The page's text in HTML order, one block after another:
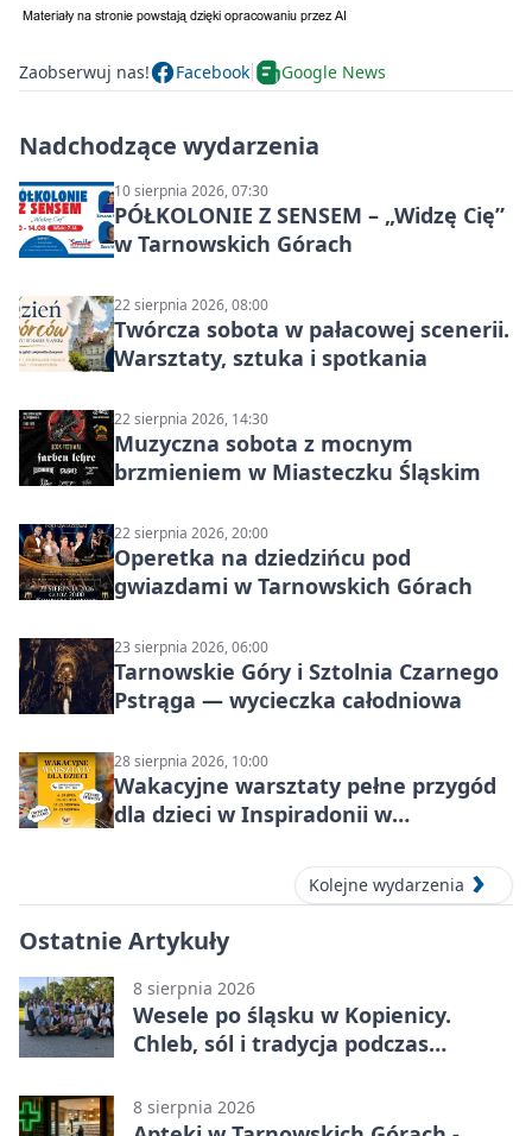
Zaobserwuj nas! Facebook Google News
Nadchodzące wydarzenia
10 sierpnia 2026, 07:30
PÓŁKOLONIE Z SENSEM – „Widzę Cię”
w Tarnowskich Górach
22 sierpnia 2026, 08:00
Twórcza sobota w pałacowej scenerii.
Warsztaty, sztuka i spotkania
22 sierpnia 2026, 14:30
Muzyczna sobota z mocnym
brzmieniem w Miasteczku Śląskim
22 sierpnia 2026, 20:00
Operetka na dziedzińcu pod
gwiazdami w Tarnowskich Górach
23 sierpnia 2026, 06:00
Tarnowskie Góry i Sztolnia Czarnego
Pstrąga — wycieczka całodniowa
28 sierpnia 2026, 10:00
Wakacyjne warsztaty pełne przygód
dla dzieci w Inspiradonii w
Kolejne wydarzenia
Ostatnie Artykuły
8 sierpnia 2026
Wesele po śląsku w Kopienicy.
Chleb, sól i tradycja podczas
8 sierpnia 2026